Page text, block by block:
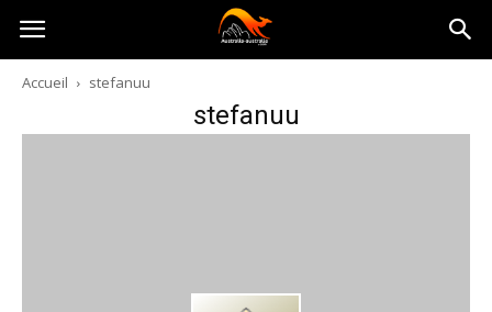
Australia-
australie.com
Accueil stefanuu
stefanuu